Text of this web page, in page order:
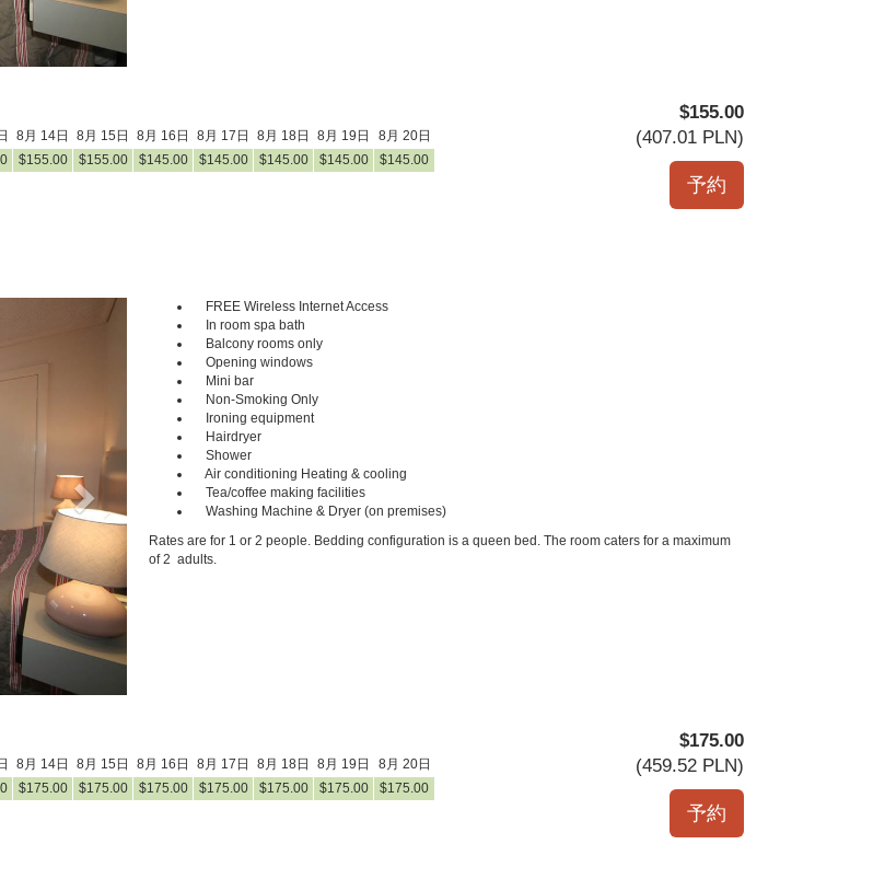
8月 14日 8月 15日 8月 16日 8月 17日 8月 18日 8月 19日
8月 20日
$155.00 $155.00 $145.00 $145.00 $145.00 $145.00 $145.00
$155.00
(407.01 PLN)
Next
FREE Wireless Internet Access
In room spa bath
Balcony rooms only
Opening windows
Mini bar
Non-Smoking Only
Ironing equipment
Hairdryer
Shower
Air conditioning Heating & cooling
Tea/coffee making facilities
Washing Machine & Dryer (on premises)
Rates are for 1 or 2 people. Bedding configuration is a queen bed. The room caters for a maximum
of 2 adults.
8月 14日 8月 15日 8月 16日 8月 17日 8月 18日 8月 19日
8月 20日
$175.00 $175.00 $175.00 $175.00 $175.00 $175.00 $175.00
$175.00
(459.52 PLN)